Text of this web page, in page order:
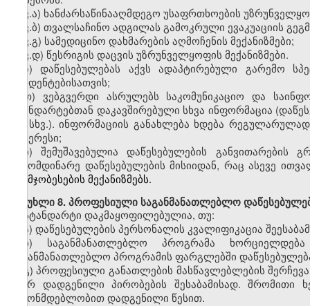
ვ.ა) ხანძარსაწინააღმდეგო უსაფრთხოების
ვ.ბ) თვალსაჩინო ადგილას გამოკრული ევაკუაციის
ვ.გ) სამედიცინო დახმარების აღმოჩენის მექანიზმები;
ვ.დ) წესრიგის დაცვის უზრუნველყოფის მექანიზმები.
ზ) დაწესებულებას აქვს ადაპტირებული გარემო
სტუდენტებისათვის;
თ) ვებგვერდი ასრულებს საკომუნიკაციო და
სტანდარტებთან დაკავშირებული სხვა ინფორმაცია
სხვ.). ინფორმაციის განახლება ხდება
ინტერესი;
ი) შემუშავებულია დაწესებულების განვითარების
გამომდინარე დაწესებულების მისიიდან, რაც ასევე
გაუმჯობესების მექანიზმებს.
მუხლი8. პროფესიული საგანმანათლებლო
სტანდარტი დაკმაყოფილებულია, თუ:
ა) დაწესებულების პერსონალის კვალიფიკაცია
ბ)
საგანმანათლებლო პროგრამა ხორციელდება
საგანმანათლებლო პროგრამის ფარგლებში
გ) პროფესიული განათლების მასწავლებლების
მიერ დადგენილი პირობების შესაბამისად. შრომითი
კანონმდებლობით დადგენილი წესით.